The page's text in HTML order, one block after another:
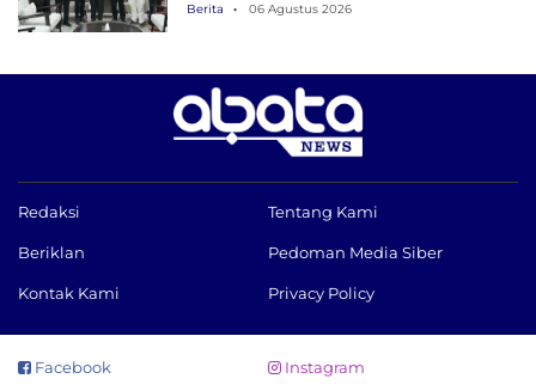
Berita 06 Agustus 2026
Redaksi Tentang Kami
Beriklan Pedoman Media Siber
Kontak Kami Privacy Policy
Facebook Instagram